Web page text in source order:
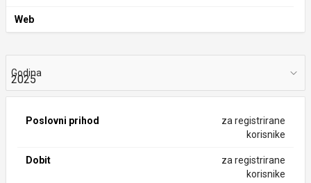
Web
Godina
Poslovni prihod
za registrirane
korisnike
Dobit
za registrirane
korisnike